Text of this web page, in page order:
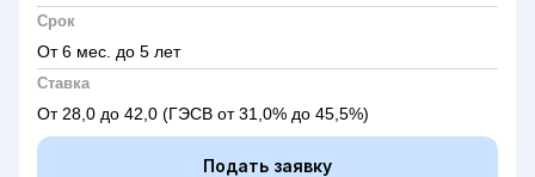
Срок
От 6 мес. до 5 лет
Ставка
От 28,0 до 42,0 (ГЭСВ от 31,0% до 45,5%)
Подать заявку